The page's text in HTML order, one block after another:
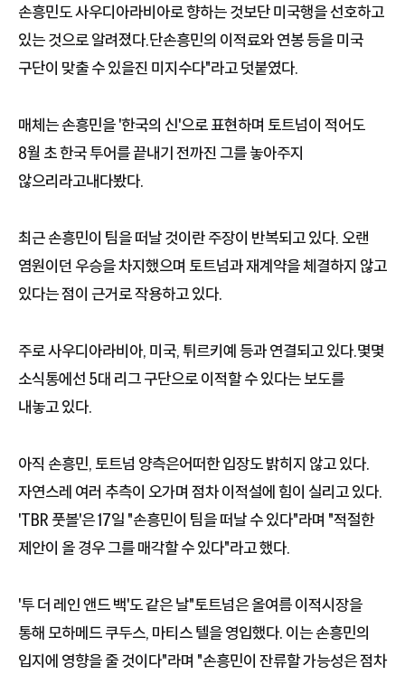
손흥민도 사우디아라비아로 향하는 것보단 미국행을 선호하고
있는 것으로 알려졌다.단손흥민의 이적료와 연봉 등을 미국
구단이 맞출 수 있을진 미지수다"라고 덧붙였다.
매체는 손흥민을 '한국의 신'으로 표현하며 토트넘이 적어도
8월 초 한국 투어를 끝내기 전까진 그를 놓아주지
않으리라고내다봤다.
최근 손흥민이 팀을 떠날 것이란 주장이 반복되고 있다. 오랜
염원이던 우승을 차지했으며 토트넘과 재계약을 체결하지 않고
있다는 점이 근거로 작용하고 있다.
주로 사우디아라비아, 미국, 튀르키예 등과 연결되고 있다.몇몇
소식통에선 5대 리그 구단으로 이적할 수 있다는 보도를
내놓고 있다.
아직 손흥민, 토트넘 양측은어떠한 입장도 밝히지 않고 있다.
자연스레 여러 추측이 오가며 점차 이적설에 힘이 실리고 있다.
'TBR 풋볼'은 17일 "손흥민이 팀을 떠날 수 있다"라며 "적절한
제안이 올 경우 그를 매각할 수 있다"라고 했다.
'투 더 레인 앤드 백'도 같은 날"토트넘은 올여름 이적시장을
통해 모하메드 쿠두스, 마티스 텔을 영입했다. 이는 손흥민의
입지에 영향을 줄 것이다"라며 "손흥민이 잔류할 가능성은 점차